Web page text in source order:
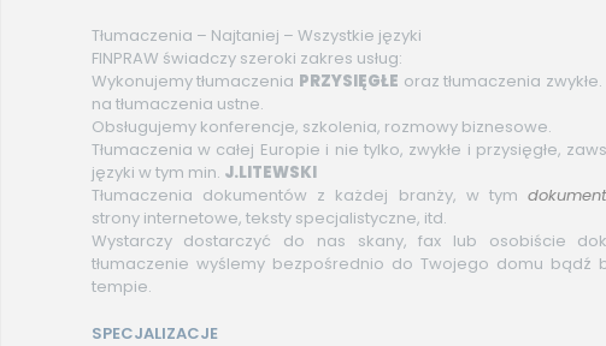
Tłumaczenia – Najtaniej – Wszystkie języki
FINPRAW świadczy szeroki zakres usług:
Wykonujemy tłumaczenia PRZYSIĘGŁE oraz tłumaczenia
na tłumaczenia ustne.
Obsługujemy konferencje, szkolenia, rozmowy biznesowe.
Tłumaczenia w całej Europie i nie tylko, zwykłe i przysięgłe,
języki w tym min. J.LITEWSKI
Tłumaczenia dokumentów z każdej branży, w tym
strony internetowe, teksty specjalistyczne, itd.
Wystarczy dostarczyć do nas skany, fax lub osobiście
tłumaczenie wyślemy bezpośrednio do Twojego domu bądź
tempie.
SPECJALIZACJE